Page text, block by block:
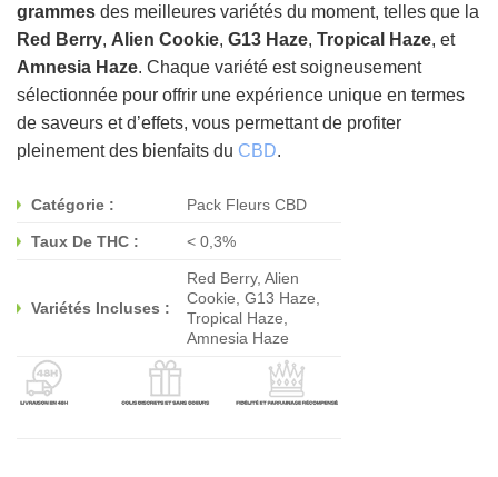
grammes des meilleures variétés du moment, telles que la
Red Berry, Alien Cookie, G13 Haze, Tropical Haze, et
Amnesia Haze. Chaque variété est soigneusement
sélectionnée pour offrir une expérience unique en termes
de saveurs et d’effets, vous permettant de profiter
pleinement des bienfaits du CBD.
Catégorie : Pack Fleurs CBD
Taux De THC : < 0,3%
Variétés Incluses :
Red Berry, Alien
Cookie, G13 Haze,
Tropical Haze,
Amnesia Haze